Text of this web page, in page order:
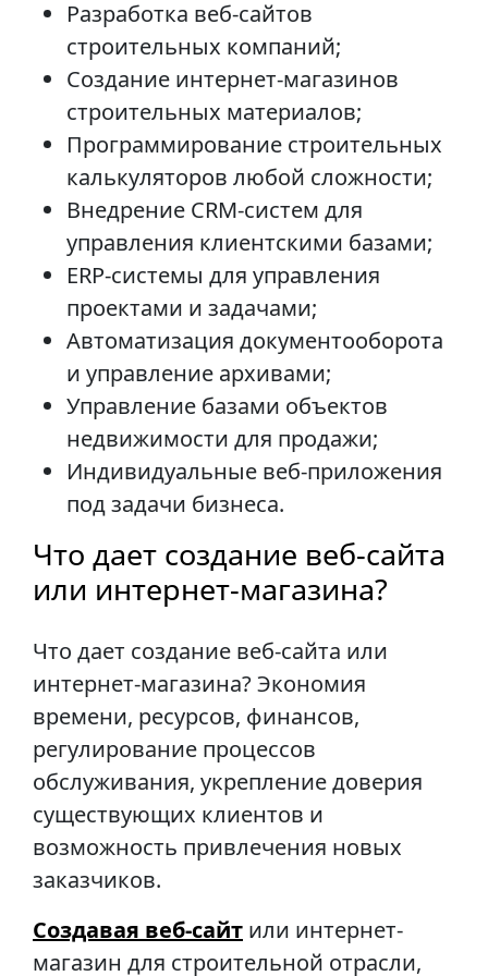
Разработка веб-сайтов
строительных компаний;
Создание интернет-магазинов
строительных материалов;
Программирование строительных
калькуляторов любой сложности;
Внедрение CRM-систем для
управления клиентскими базами;
ERP-системы для управления
проектами и задачами;
Автоматизация документооборота
и управление архивами;
Управление базами объектов
недвижимости для продажи;
Индивидуальные веб-приложения
под задачи бизнеса.
Что дает создание веб-сайта
или интернет-магазина?
Что дает создание веб-сайта или
интернет-магазина? Экономия
времени, ресурсов, финансов,
регулирование процессов
обслуживания, укрепление доверия
существующих клиентов и
возможность привлечения новых
заказчиков.
Создавая веб-сайт или интернет-
магазин для строительной отрасли,